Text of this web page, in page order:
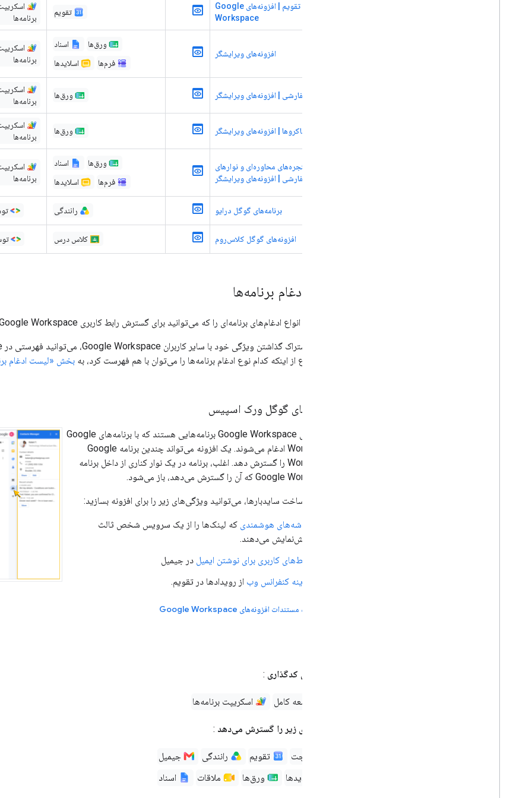
کنفرانس تقویم | افزونه‌های Google
Workspace
تقویم
برنامه‌ها
افزونه‌های ویرایشگر
اسناد
ورق‌ها
اسلایدها
فرم‌ها
برنامه‌ها
توابع سفارشی | افزونه‌های ویرایشگر ورق‌ها
برنامه‌ها
ماکروها | افزونه‌های ویرایشگر ورق‌ها
برنامه‌ها
منوها، پنجره‌های محاوره‌ای و نوارهای
کناری سفارشی | افزونه‌های ویرایشگر
اسناد
ورق‌ها
اسلایدها
فرم‌ها
برنامه‌ها
برنامه‌های گوگل درایو رانندگی
افزونه‌های گوگل کلاس‌روم کلاس درس
انواع ادغام برنامه‌ها
بخش زیر انواع ادغام‌های برنامه‌ای را که می‌توانید برای گسترش رابط کاربری Google Workspace بسازید، توضیح می‌دهد.
برای اطلاع از اینکه کدام نوع ادغام برنامه‌ها را می‌توان با هم فهرست کرد، به بخش «لیست ادغام
افزونه‌های گوگل ورک اسپیس
افزونه‌های Google Workspace برنامه‌هایی هستند که با برنامه‌های Google
Workspace ادغام می‌شوند. یک افزونه می‌تواند چندین برنامه Google
Workspace را گسترش دهد. اغلب، برنامه در یک نوار کناری از داخل برنامه
Google Workspace که آن را گسترش می‌دهد، باز می‌شود.
علاوه بر ساخت سایدبارها، می‌توانید ویژگی‌های زیر را برای افزونه بسازید:
تراشه‌های هوشمندی که لینک‌ها را از یک سرویس شخص ثالث
پیش‌نمایش می‌دهند.
رابط‌های کاربری برای نوشتن ایمیل در جیمیل
گزینه کنفرانس وب از رویدادها در تقویم.
مشاهده مستندات افزونه‌های Google Workspace
گزینه‌های کدگذاری :
اسکریپت برنامه‌ها توسعه کامل
برنامه‌های زیر را گسترش می‌دهد :
جیمیل رانندگی تقویم
چت
اسناد
ملاقات ورق‌ها اسلایدها